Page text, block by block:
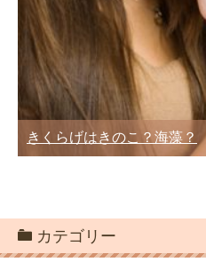
きくらげはきのこ？海藻？
カテゴリー